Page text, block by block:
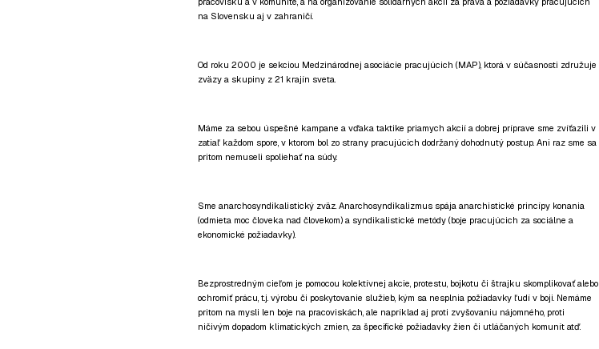
na Slovensku aj v zahraničí.
Od roku 2000 je sekciou Medzinárodnej asociácie pracujúcich (MAP), ktorá v súčasnosti združuje
zväzy a skupiny z 21 krajín sveta.
Máme za sebou úspešné kampane a vďaka taktike priamych akcií a dobrej príprave sme zvíťazili v
zatiaľ každom spore, v ktorom bol zo strany pracujúcich dodržaný dohodnutý postup. Ani raz sme sa
pritom nemuseli spoliehať na súdy.
Sme anarchosyndikalistický zväz. Anarchosyndikalizmus spája anarchistické princípy konania
(odmieta moc človeka nad človekom) a syndikalistické metódy (boje pracujúcich za sociálne a
ekonomické požiadavky).
Bezprostredným cieľom je pomocou kolektívnej akcie, protestu, bojkotu či štrajku skomplikovať alebo
ochromiť prácu, t.j. výrobu či poskytovanie služieb, kým sa nesplnia požiadavky ľudí v boji. Nemáme
pritom na mysli len boje na pracoviskách, ale napríklad aj proti zvyšovaniu nájomného, proti
ničivým dopadom klimatických zmien, za špecifické požiadavky žien či utláčaných komunít atď.